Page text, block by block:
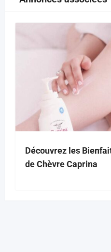
Découvrez les
de Chèvre Caprina